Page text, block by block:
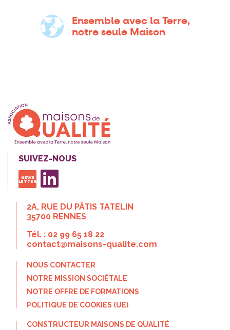
Ensemble avec la Terre,
notre seule Maison
SUIVEZ-NOUS
NEWS
LETTER
2A, RUE DU PÂTIS TATELIN
35700 RENNES
Tél. : 02 99 65 18 22
contact@maisons-qualite.com
NOUS CONTACTER
NOTRE MISSION SOCIÉTALE
NOTRE OFFRE DE FORMATIONS
POLITIQUE DE COOKIES (UE)
CONSTRUCTEUR MAISONS DE QUALITÉ